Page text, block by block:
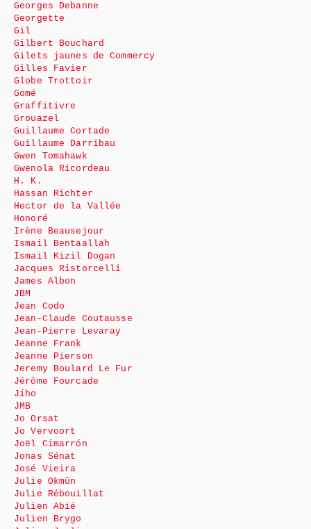
Georges Debanne
Georgette
Gil
Gilbert Bouchard
Gilets jaunes de Commercy
Gilles Favier
Globe Trottoir
Gomé
Graffitivre
Grouazel
Guillaume Cortade
Guillaume Darribau
Gwen Tomahawk
Gwenola Ricordeau
H. K.
Hassan Richter
Hector de la Vallée
Honoré
Irène Beausejour
Ismail Bentaallah
Ismail Kizil Dogan
Jacques Ristorcelli
James Albon
JBM
Jean Codo
Jean-Claude Coutausse
Jean-Pierre Levaray
Jeanne Frank
Jeanne Pierson
Jeremy Boulard Le Fur
Jérôme Fourcade
Jiho
JMB
Jo Orsat
Jo Vervoort
Joël Cimarrón
Jonas Sénat
José Vieira
Julie Okmûn
Julie Rébouillat
Julien Abié
Julien Brygo